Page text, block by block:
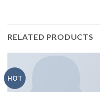
RELATED PRODUCTS
HOT